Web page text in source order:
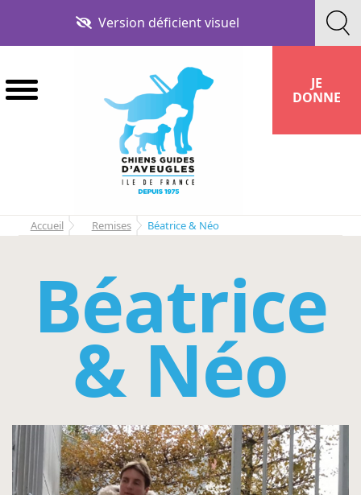
la
contenu
Version déficient visuel
JE
DONNE
Accueil Remises Béatrice & Néo
Béatrice
& Néo